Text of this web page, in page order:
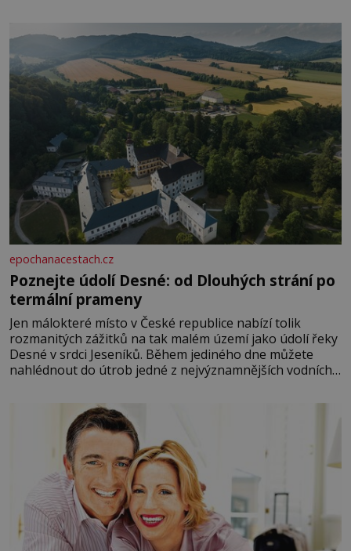
epochanacestach.cz
Poznejte údolí Desné: od Dlouhých strání po
termální prameny
Jen málokteré místo v České republice nabízí tolik
rozmanitých zážitků na tak malém území jako údolí řeky
Desné v srdci Jeseníků. Během jediného dne můžete
nahlédnout do útrob jedné z nejvýznamnějších vodních
se na koloběžce a den zakončit poznáváním památek ve
Velkých Losinách nebo v termálním